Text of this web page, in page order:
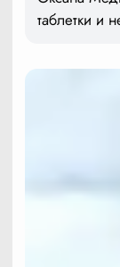
таблетки и